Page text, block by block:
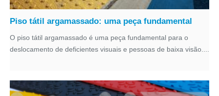
Piso tátil argamassado: uma peça fundamental
O piso tátil argamassado é uma peça fundamental para o
deslocamento de deficientes visuais e pessoas de baixa visão....